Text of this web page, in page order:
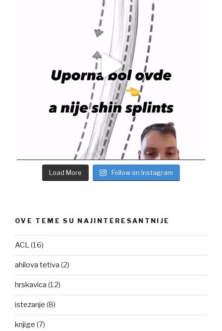
Load More Follow on Instagram
OVE TEME SU NAJINTERESANTNIJE
ACL(16)
ahilova tetiva (2)
hrskavica (12)
istezanje (8)
knjige (7)